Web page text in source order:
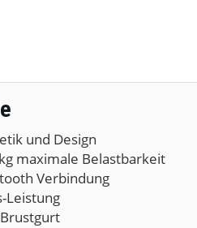
und Design
maximale Belastbarkeit
Verbindung
Leistung